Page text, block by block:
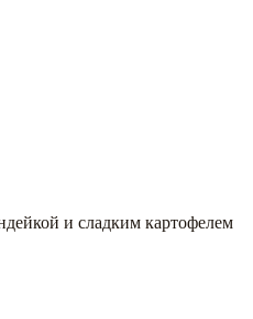
и сладким картофелем